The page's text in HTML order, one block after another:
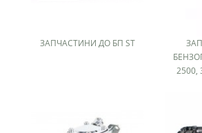
ЗАПЧАСТИНИ ДО БП ST
2500,